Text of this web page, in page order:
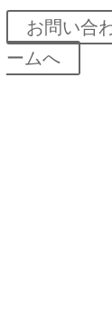
お問い合
ームへ